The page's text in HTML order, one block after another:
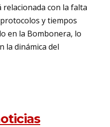
con la falta
y tiempos
en la Bombonera, lo
la dinámica del